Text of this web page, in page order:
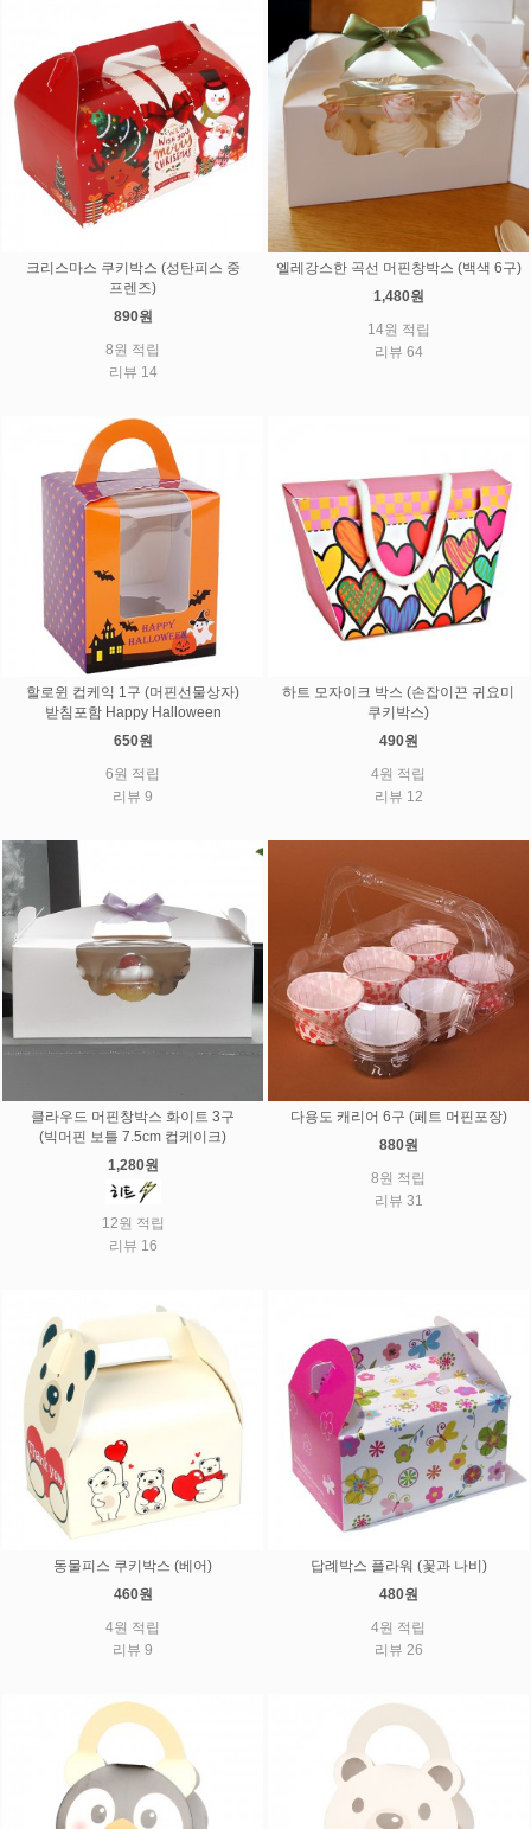
크리스마스 쿠키박스 (성탄피스 중
프렌즈)
890원
8원 적립
리뷰 14
엘레강스한 곡선 머핀창박스 (백색 6구)
1,480원
14원 적립
리뷰 64
할로윈 컵케익 1구 (머핀선물상자)
받침포함 Happy Halloween
650원
6원 적립
리뷰 9
하트 모자이크 박스 (손잡이끈 귀요미
쿠키박스)
490원
4원 적립
리뷰 12
클라우드 머핀창박스 화이트 3구
(빅머핀 보틀 7.5cm 컵케이크)
1,280원
12원 적립
리뷰 16
다용도 캐리어 6구 (페트 머핀포장)
880원
8원 적립
리뷰 31
동물피스 쿠키박스 (베어)
460원
4원 적립
리뷰 9
답례박스 플라워 (꽃과 나비)
480원
4원 적립
리뷰 26